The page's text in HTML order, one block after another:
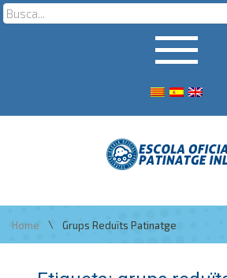
Home \ Grups Reduïts Patinatge